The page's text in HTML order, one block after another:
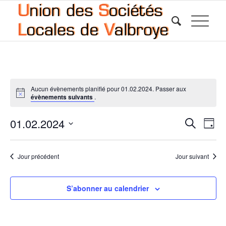
Aucun évènements planifié pour 01.02.2024. Passer aux
évènements suivants .
et
vues
Recherche
de
Jour
01.02.2024
date.Jour précédent Jour suivant
S’abonner au calendrier